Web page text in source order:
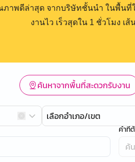
ภาพดีล่าสุด จากบริษัทชั้นนำ ในพื้น
งานไว เร็วสุดใน 1 ชั่วโมง
ค้นหาจากพื้นที่สะดวกรับงาน
เลือกอำเภอ/เขต
คำที่